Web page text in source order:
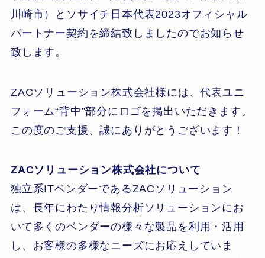
川崎市）とソサイチ日本代表2023オフィシャル
パートナー契約を締結致しましたのでお知らせ
致します。
ZACソリューション株式会社様には、代表ユニ
フォーム“背中”部分にロゴを掲出いただきます。
この度のご支援、誠にありがとうございます！
ZACソリューション株式会社について
独立系ITベンダーであるZACソリューション
は、長年にわたり情報分析ソリューションにお
いて多くのベンダーの様々な製品を利用・活用
し、お客様の多様なニーズにお応えしていま